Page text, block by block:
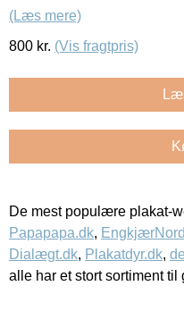
(Læs mere)
800 kr. (Vis fragtpris)
De mest populære plakat-
Papapapa.dk,
Dialægt.dk, Plakatdyr.dk,
alle har et stort sortiment til